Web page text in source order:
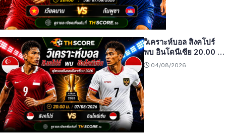
วิเคราะห์บอล สิงคโปร์
พบ อินโดนีเซีย 20.00 น.
07/08/2026 – อาเซียน
04/08/2026